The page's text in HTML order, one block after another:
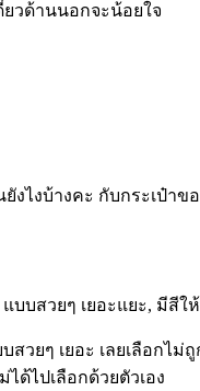
วด้านนอกจะน้อยใจ
งไงบ้างคะ กับกระเป๋าข
บบสวยๆ เยอะแยะ, มีสีใ
สวยๆ เยอะ เลยเลือกไม่
ด้ไปเลือกด้วยตัวเอง